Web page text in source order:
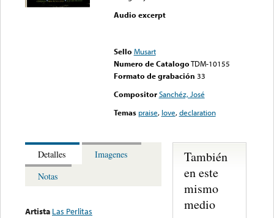
Audio excerpt
Sello Musart
Numero de CatalogoTDM-10155
Formato de grabación 33
Compositor Sanchéz, José
Temas praise, love,declaration
Detalles
Imagenes
Notas
Artista Las Perlitas
También
en este
mismo
medio